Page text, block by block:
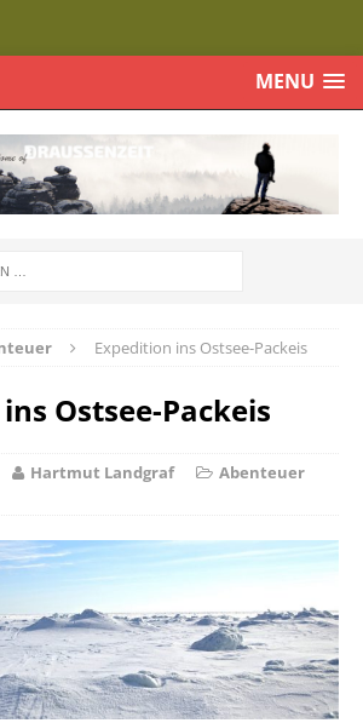
MENU
Expedition ins Ostsee-Packeis
Ostsee-Packeis
Hartmut Landgraf
Abenteuer